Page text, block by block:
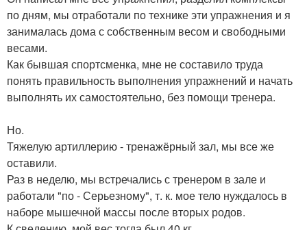
по дням, мы отработали по технике эти упражнения и я
занималась дома с собственным весом и свободными
весами.
Как бывшая спортсменка, мне не составило труда
понять правильность выполнения упражнений и начать
выполнять их самостоятельно, без помощи тренера.
Но.
Тяжелую артиллерию - тренажёрный зал, мы все же
оставили.
Раз в неделю, мы встречались с тренером в зале и
работали "по - Серьезному", т. к. мое тело нуждалось в
наборе мышечной массы после вторых родов.